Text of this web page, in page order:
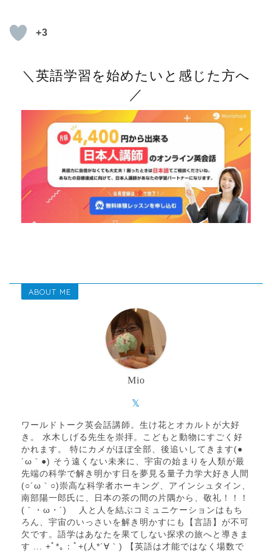
+3
＼英語学習を始めたいと感じた方へ
／
ABOUT ME
Mio
ワールドトーク英会話講師。生け花とオカルトが大好
き。 水木しげる先生を崇拝。こどもと動物にすごく好
かれます。 特にカメがほぼ全部、後追いしてきます(●
´ω｀●) そう遠くない未来に、宇宙の始まりを人類が最
先端の科学で解き明かす日を夢見る量子力学大好き人間
(○´ω｀○)崇高な科学者ホーキング、アインシュタイン、
南部陽一郎氏に、日本の茶の間の片隅から、敬礼！！！
(｀・ω・´)ゝ 人と人を結ぶコミュニケーションはもち
ろん、宇宙のいっさいを解き明かすにも【言語】が不可
欠です。語学はあなたを果てしない探求の旅へと導きま
す ... +ﾟ*｡：ﾟ+(人*´∀｀) 【英語は才能ではなく場数で